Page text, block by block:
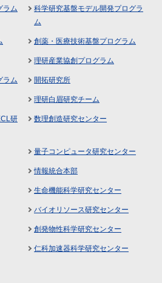
ラム
科学研究基盤モデル開発プログラ
ム
創薬・医療技術基盤プログラム
理研産業協創プログラム
ラム 開拓研究所
理研白眉研究チーム
研
数理創造研究センター
量子コンピュータ研究センター
情報統合本部
生命機能科学研究センター
バイオリソース研究センター
創発物性科学研究センター
仁科加速器科学研究センター